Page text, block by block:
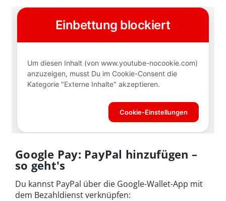
Google Pay: PayPal hinzufügen –
so geht's
Du kannst PayPal über die Google-Wallet-App mit
dem Bezahldienst verknüpfen: